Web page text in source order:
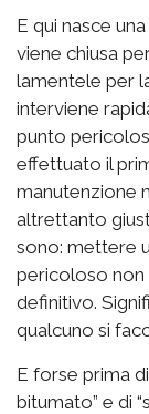
E qui nasce
viene chiusa
lamentele per
interviene
punto
effettuato il
manutenzione
altrettanto
sono: mettere
pericoloso non
definitivo.
qualcuno si
E forse prima
bitumato” e di